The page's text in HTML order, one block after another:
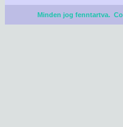
Minden jog fenntartva.